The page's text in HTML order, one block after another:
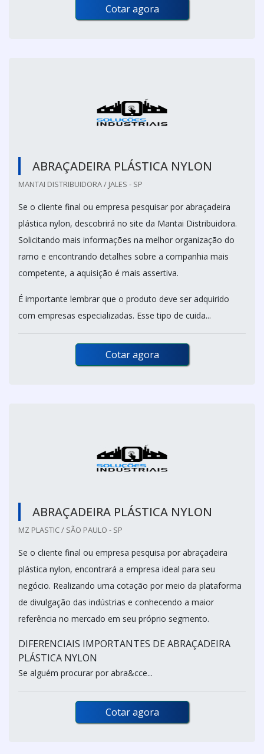
Cotar agora
ABRAÇADEIRA PLÁSTICA NYLON
MANTAI DISTRIBUIDORA / JALES - SP
Se o cliente final ou empresa pesquisar por abraçadeira
plástica nylon, descobrirá no site da Mantai Distribuidora.
Solicitando mais informações na melhor organização do
ramo e encontrando detalhes sobre a companhia mais
competente, a aquisição é mais assertiva.
É importante lembrar que o produto deve ser adquirido
com empresas especializadas. Esse tipo de cuida...
Cotar agora
ABRAÇADEIRA PLÁSTICA NYLON
MZ PLASTIC / SÃO PAULO - SP
Se o cliente final ou empresa pesquisa por abraçadeira
plástica nylon, encontrará a empresa ideal para seu
negócio. Realizando uma cotação por meio da plataforma
de divulgação das indústrias e conhecendo a maior
referência no mercado em seu próprio segmento.
DIFERENCIAIS IMPORTANTES DE ABRAÇADEIRA
PLÁSTICA NYLON
Se alguém procurar por abra&cce...
Cotar agora